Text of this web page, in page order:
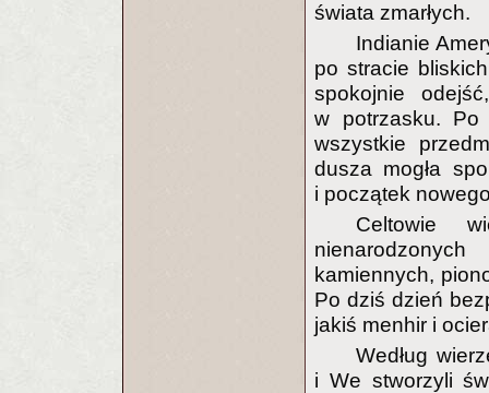
świata zmarłych.
Indianie
po stracie
spokojnie
w potrzasku.
wszystkie
dusza mogła
i początek
Celtowie
kamiennych,
Po dziś dzień
jakiś menhir i
Według
i We stworzyli